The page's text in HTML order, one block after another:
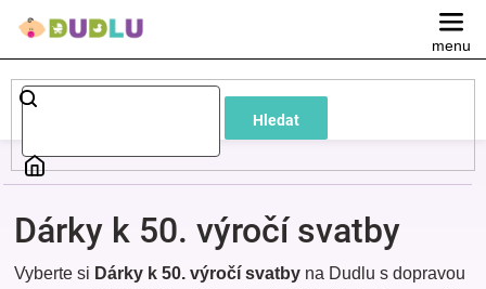
Hledat
Dětské
a
Dárky k 50. výročí svatby
Vyberte si Dárky k 50. výročí svatby na Dudlu s dopravou